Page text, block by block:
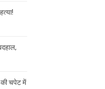
चपेट में